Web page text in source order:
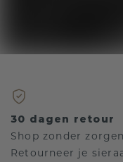
30 dagen retour
Shop zonder
Retourneer je